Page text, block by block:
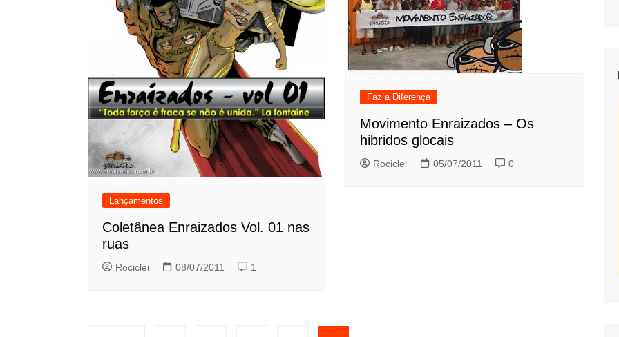
Lançamentos
Coletânea Enraizados Vol. 01 nas
ruas
Rociclei 08/07/2011 1
Faz a Diferença
Movimento Enraizados – Os
hibridos glocais
Rociclei 05/07/2011 0